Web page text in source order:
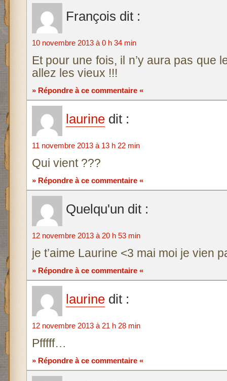
François dit :
10 novembre 2013 à 0 h 34 min
Et pour une fois, il n’y aura pas que
allez les vieux !!!
» Répondre à ce commentaire «
laurine dit :
11 novembre 2013 à 13 h 22 min
Qui vient ???
» Répondre à ce commentaire «
Quelqu'un dit :
12 novembre 2013 à 20 h 53 min
je t’aime Laurine <3 mai moi je vien
» Répondre à ce commentaire «
laurine dit :
12 novembre 2013 à 21 h 28 min
Pfffff…
» Répondre à ce commentaire «